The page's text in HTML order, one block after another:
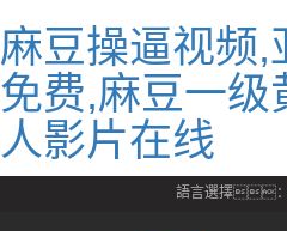
麻豆操逼视频,
免费,麻豆一级
人影片在线
語言選擇：